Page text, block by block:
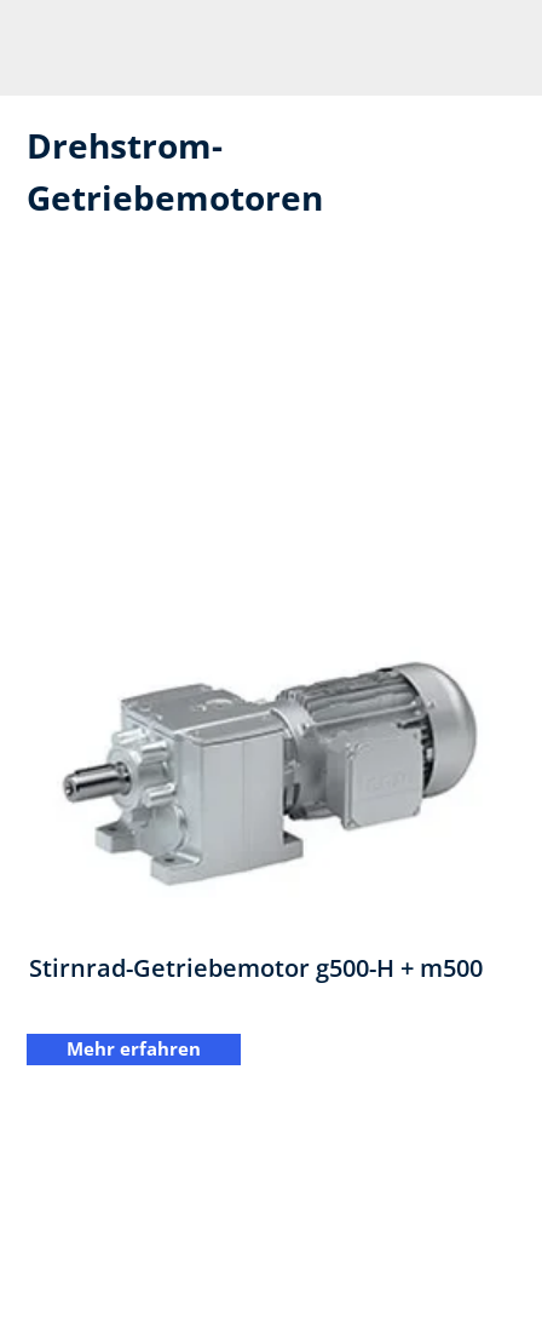
Drehstrom-
Getriebemotoren
Stirnrad-Getriebemotor ​g500-H + m500
Mehr erfahren